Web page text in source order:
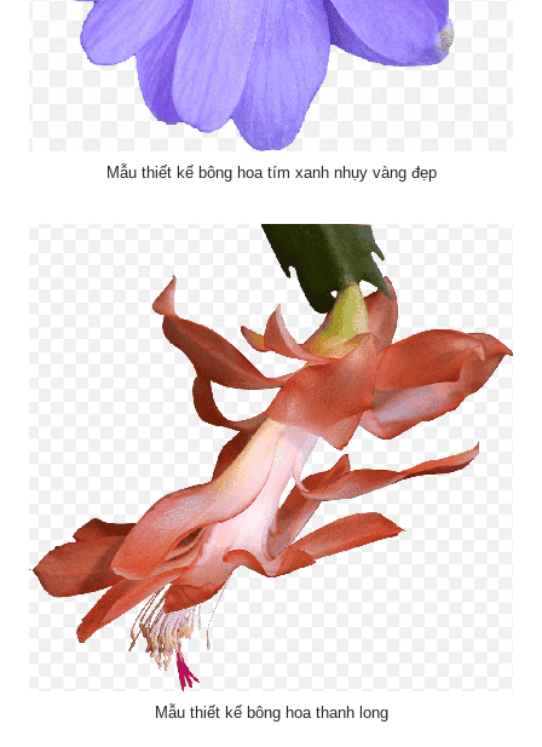
Mẫu thiết kế bông hoa tím xanh nhụy vàng đẹp
Mẫu thiết kế bông hoa thanh long